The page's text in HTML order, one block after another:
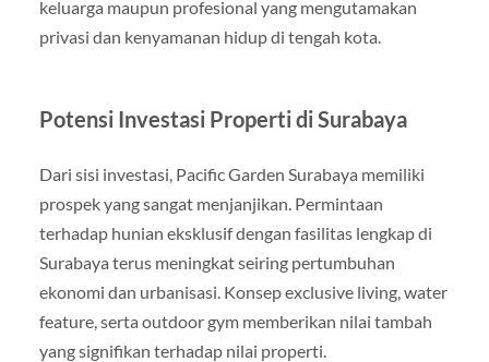
keluarga maupun profesional yang mengutamakan
privasi dan kenyamanan hidup di tengah kota.
Potensi Investasi Properti di Surabaya
Dari sisi investasi, Pacific Garden Surabaya memiliki
prospek yang sangat menjanjikan. Permintaan
terhadap hunian eksklusif dengan fasilitas lengkap di
Surabaya terus meningkat seiring pertumbuhan
ekonomi dan urbanisasi. Konsep exclusive living, water
feature, serta outdoor gym memberikan nilai tambah
yang signifikan terhadap nilai properti.